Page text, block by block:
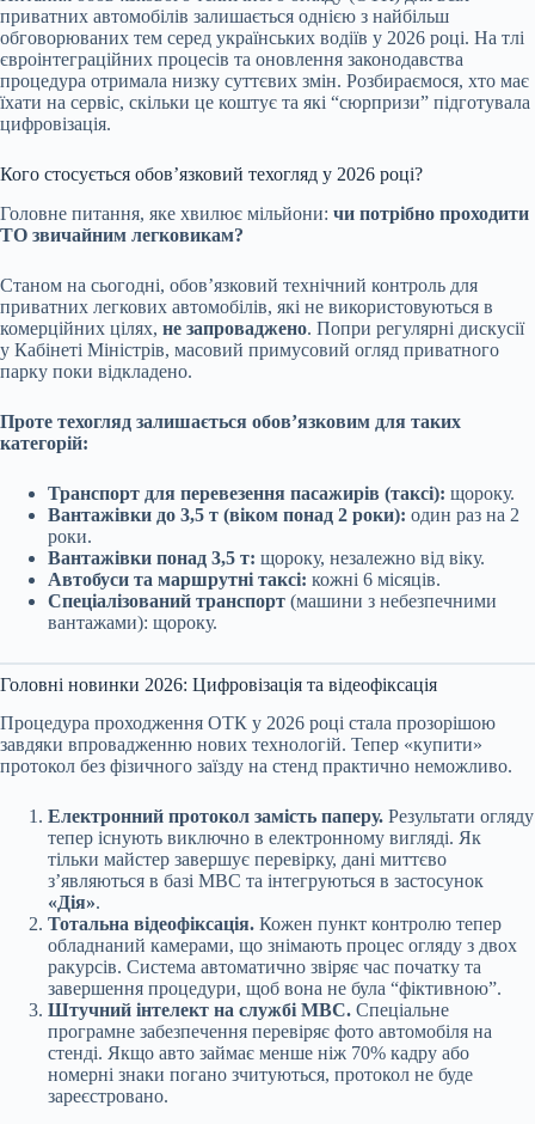
приватних автомобілів залишається однією з найбільш
обговорюваних тем серед українських водіїв у 2026 році. На тлі
євроінтеграційних процесів та оновлення законодавства
процедура отримала низку суттєвих змін. Розбираємося, хто має
їхати на сервіс, скільки це коштує та які “сюрпризи” підготувала
цифровізація.
Кого стосується обов’язковий техогляд у 2026 році?
Головне питання, яке хвилює мільйони: чи потрібно проходити
ТО звичайним легковикам?
Станом на сьогодні, обов’язковий технічний контроль для
приватних легкових автомобілів, які не використовуються в
комерційних цілях, не запроваджено. Попри регулярні дискусії
у Кабінеті Міністрів, масовий примусовий огляд приватного
парку поки відкладено.
Проте техогляд залишається обов’язковим для таких
категорій:
Транспорт для перевезення пасажирів (таксі): щороку.
Вантажівки до 3,5 т (віком понад 2 роки): один раз на 2
роки.
Вантажівки понад 3,5 т: щороку, незалежно від віку.
Автобуси та маршрутні таксі: кожні 6 місяців.
Спеціалізований транспорт (машини з небезпечними
вантажами): щороку.
Головні новинки 2026: Цифровізація та відеофіксація
Процедура проходження ОТК у 2026 році стала прозорішою
завдяки впровадженню нових технологій. Тепер «купити»
протокол без фізичного заїзду на стенд практично неможливо.
Електронний протокол замість паперу. Результати огляду
тепер існують виключно в електронному вигляді. Як
тільки майстер завершує перевірку, дані миттєво
з’являються в базі МВС та інтегруються в застосунок
«Дія».
Тотальна відеофіксація. Кожен пункт контролю тепер
обладнаний камерами, що знімають процес огляду з двох
ракурсів. Система автоматично звіряє час початку та
завершення процедури, щоб вона не була “фіктивною”.
Штучний інтелект на службі МВС. Спеціальне
програмне забезпечення перевіряє фото автомобіля на
стенді. Якщо авто займає менше ніж 70% кадру або
номерні знаки погано зчитуються, протокол не буде
зареєстровано.